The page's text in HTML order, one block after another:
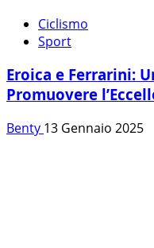
Ciclismo
Sport
Eroica e Ferrarini:
Promuovere
Benty 13 Gennaio 2025